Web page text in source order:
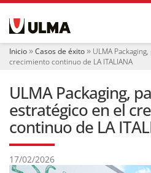
e Inicio Casos de éxito
ULMA
crecimiento continuo de LA ITALIANA
ULMA Packaging,
estratégico en el
continuo de LA
17/02/2026